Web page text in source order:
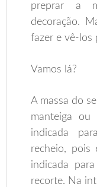
preprar a
decoração.
fazer e vê-los
Vamos lá?
A massa do
manteiga
indicada
recheio, pois
indicada
recorte. Na